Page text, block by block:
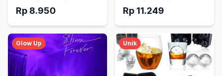
Rp 8.950 Rp 11.249
Glow Up Unik